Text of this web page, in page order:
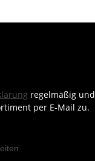
regelmäßig und
per E-Mail zu.